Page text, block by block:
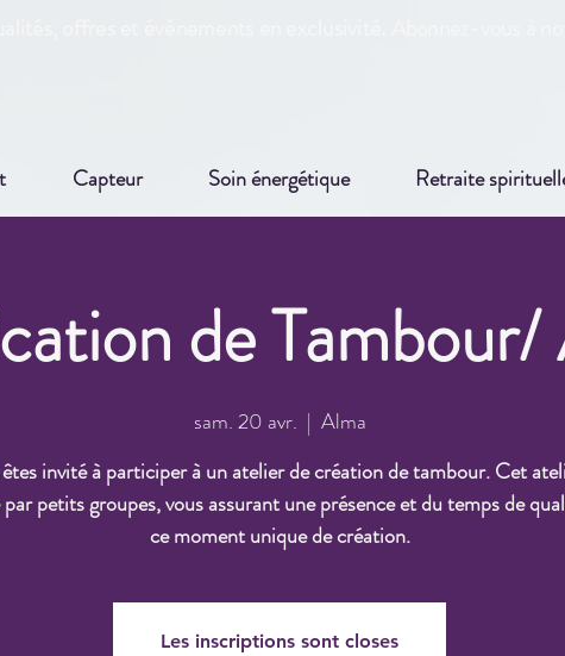
Capteur Soin énergétique Retraite
de Tambour/
sam. 20 avr.
  |
Alma
invité à participer à un atelier de création de tambour. Cet
petits groupes, vous assurant une présence et du temps de
ce moment unique de création.
Les inscriptions sont closes